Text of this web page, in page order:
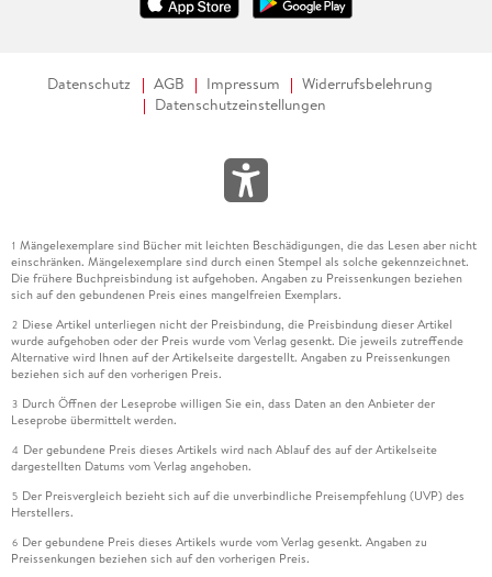
Datenschutz AGB Impressum
Widerrufsbelehrung
Datenschutzeinstellungen
1 Mängelexemplare sind Bücher mit leichten Beschädigungen, die das Lesen aber nicht
einschränken. Mängelexemplare sind durch einen Stempel als solche gekennzeichnet.
Die frühere Buchpreisbindung ist aufgehoben. Angaben zu Preissenkungen beziehen
sich auf den gebundenen Preis eines mangelfreien Exemplars.
2 Diese Artikel unterliegen nicht der Preisbindung, die Preisbindung dieser Artikel
wurde aufgehoben oder der Preis wurde vom Verlag gesenkt. Die jeweils zutreffende
Alternative wird Ihnen auf der Artikelseite dargestellt. Angaben zu Preissenkungen
beziehen sich auf den vorherigen Preis.
3 Durch Öffnen der Leseprobe willigen Sie ein, dass Daten an den Anbieter der
Leseprobe übermittelt werden.
4 Der gebundene Preis dieses Artikels wird nach Ablauf des auf der Artikelseite
dargestellten Datums vom Verlag angehoben.
5 Der Preisvergleich bezieht sich auf die unverbindliche Preisempfehlung (UVP) des
Herstellers.
6 Der gebundene Preis dieses Artikels wurde vom Verlag gesenkt. Angaben zu
Preissenkungen beziehen sich auf den vorherigen Preis.